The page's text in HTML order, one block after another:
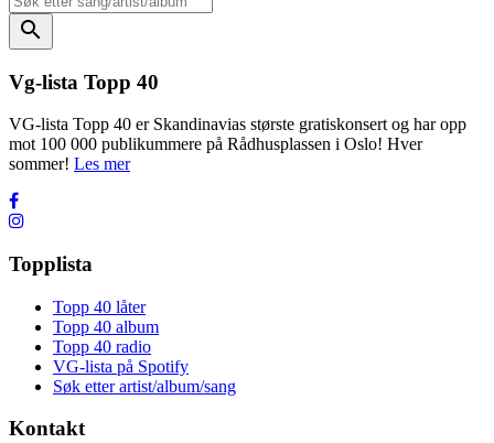
search
Vg-lista Topp 40
VG-lista Topp 40 er Skandinavias største gratiskonsert og har opp
mot 100 000 publikummere på Rådhusplassen i Oslo! Hver
sommer! Les mer
Topplista
Topp 40 låter
Topp 40 album
Topp 40 radio
VG-lista på Spotify
Søk etter artist/album/sang
Kontakt